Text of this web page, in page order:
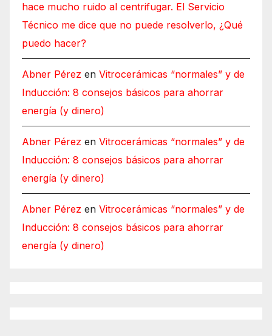
hace mucho ruido al centrifugar. El Servicio
Técnico me dice que no puede resolverlo, ¿Qué
puedo hacer?
Abner Pérez en Vitrocerámicas “normales” y de
Inducción: 8 consejos básicos para ahorrar
energía (y dinero)
Abner Pérez en Vitrocerámicas “normales” y de
Inducción: 8 consejos básicos para ahorrar
energía (y dinero)
Abner Pérez en Vitrocerámicas “normales” y de
Inducción: 8 consejos básicos para ahorrar
energía (y dinero)